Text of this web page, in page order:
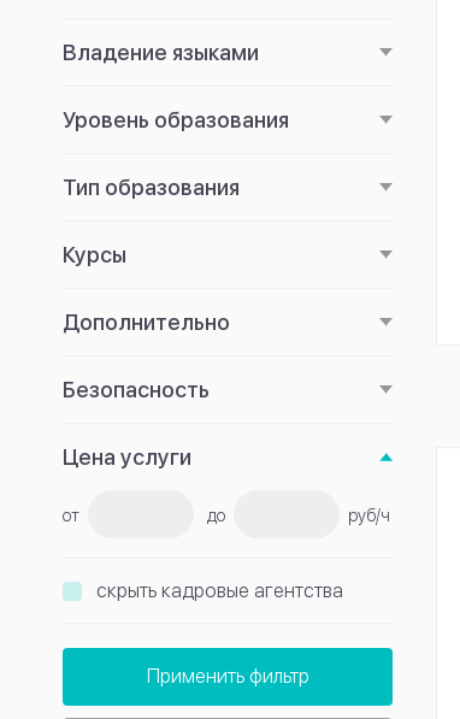
Владение языками
Уровень образования
Тип образования
Курсы
Дополнительно
Безопасность
Цена услуги
от до руб/ч
скрыть кадровые агентства
Применить фильтр